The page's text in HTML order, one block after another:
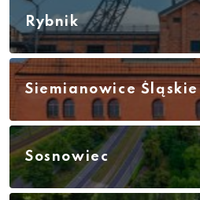
Rybnik
Siemianowice Śląskie
Sosnowiec